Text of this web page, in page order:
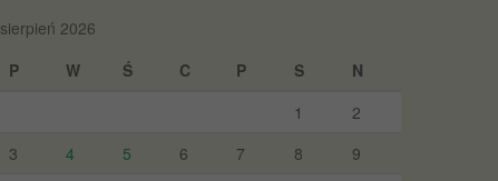
sierpień 2026
P
W Ś C P S
N
1
2
3
4 5 6 7 8
9